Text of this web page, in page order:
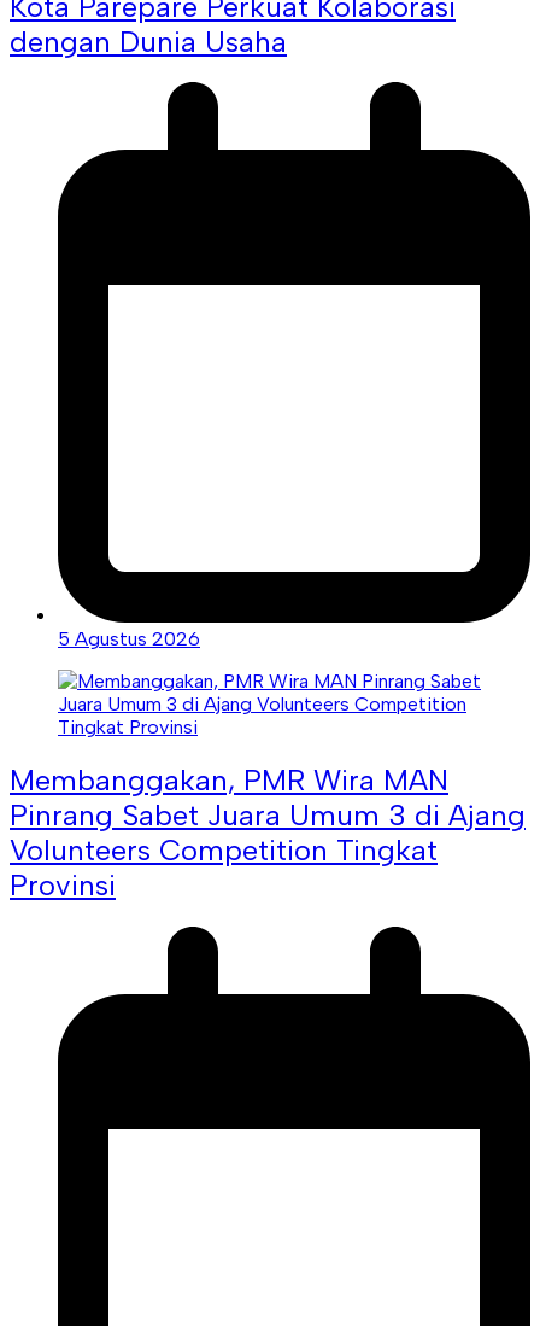
dengan Dunia Usaha
5 Agustus 2026
Membanggakan, PMR Wira MAN
Pinrang Sabet Juara Umum 3 di Ajang
Volunteers Competition Tingkat
Provinsi